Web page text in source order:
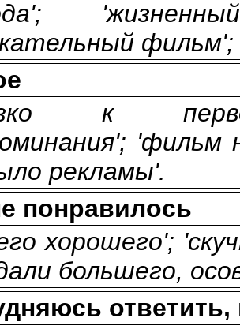
к
'фильм
рекламы'.
понравилось
хорошего';
большего,
ответить,